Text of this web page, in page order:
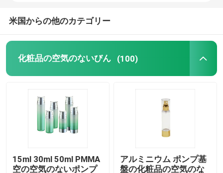
空のマスカラの管
びんのプラスチック ロール
シャンプーおよびコンディショナーのびん
マニキュアの除去剤のびん
米国からの他のカテゴリー
化粧品の空気のないびん (100)
15ml 30ml 50ml PMMA
空の空気のないポンプ
アルミニウム ポンプ基
盤の化粧品の空気のな